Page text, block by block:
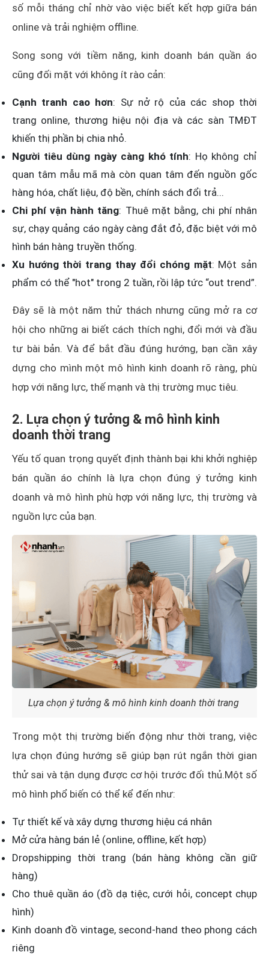
số mỗi tháng chỉ nhờ vào việc biết kết hợp giữa bán
online và trải nghiệm offline.
Song song với tiềm năng, kinh doanh bán quần áo
cũng đối mặt với không ít rào cản:
Cạnh tranh cao hơn: Sự nở rộ của các shop thời
trang online, thương hiệu nội địa và các sàn TMĐT
khiến thị phần bị chia nhỏ.
Người tiêu dùng ngày càng khó tính: Họ không chỉ
quan tâm mẫu mã mà còn quan tâm đến nguồn gốc
hàng hóa, chất liệu, độ bền, chính sách đổi trả...
Chi phí vận hành tăng: Thuê mặt bằng, chi phí nhân
sự, chạy quảng cáo ngày càng đắt đỏ, đặc biệt với mô
hình bán hàng truyền thống.
Xu hướng thời trang thay đổi chóng mặt: Một sản
phẩm có thể "hot" trong 2 tuần, rồi lập tức “out trend”.
Đây sẽ là một năm thử thách nhưng cũng mở ra cơ
hội cho những ai biết cách thích nghi, đổi mới và đầu
tư bài bản. Và để bắt đầu đúng hướng, bạn cần xây
dựng cho mình một mô hình kinh doanh rõ ràng, phù
hợp với năng lực, thế mạnh và thị trường mục tiêu.
2. Lựa chọn ý tưởng & mô hình kinh
doanh thời trang
Yếu tố quan trọng quyết định thành bại khi khởi nghiệp
bán quần áo chính là lựa chọn đúng ý tưởng kinh
doanh và mô hình phù hợp với năng lực, thị trường và
nguồn lực của bạn.
Lựa chọn ý tưởng & mô hình kinh doanh thời trang
Trong một thị trường biến động như thời trang, việc
lựa chọn đúng hướng sẽ giúp bạn rút ngắn thời gian
thử sai và tận dụng được cơ hội trước đối thủ.Một số
mô hình phổ biến có thể kể đến như:
Tự thiết kế và xây dựng thương hiệu cá nhân
Mở cửa hàng bán lẻ (online, offline, kết hợp)
Dropshipping thời trang (bán hàng không cần giữ
hàng)
Cho thuê quần áo (đồ dạ tiệc, cưới hỏi, concept chụp
hình)
Kinh doanh đồ vintage, second-hand theo phong cách
riêng